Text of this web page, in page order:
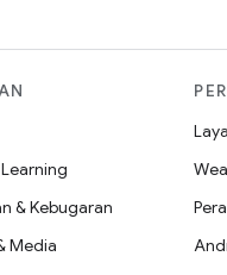
& Kebugaran
Media